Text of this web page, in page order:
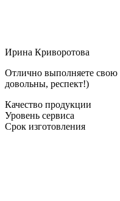
Ирина Криворотова
Отлично выполняете свою
довольны, респект!)
Качество продукции
Уровень сервиса
Срок изготовления